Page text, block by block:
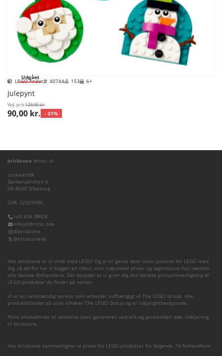
Udgået
LEGO Andet 40744 153 6+
Julepynt
Vejl. pris129,95 kr.
90,00 kr. - 31%
brickzone drives af
cazaadotdk
Skelleruptoften 4
DK-8600 Silkeborg
CVR: 32025986
+45 606 BRICK
info(at)brickz.one
@brickzone
@brickzonedk
Hos brickzone er vi vilde med LEGO! Og vi vil gerne dele vores passion for LEGO med
dig, så derfor har vi bygget en robot, som indsamler priser og lagerstatus hos næsten
alle danske forhandlere. Det betyder at vi giver dig den bedste prissammenligning af
LEGO-produkter du finder på nettet.
Vi er en selvstændig service som arbejder uafhængigt af The LEGO Group. Alle
produktbilleder på sitet tilhører The LEGO Group og er copyrightbeskyttede.
Flere produktlinks til eksterne sites genererer, ved klik og gennemført køb, indtjening
til brickzone.
Hos brickzone sammenligner vi priser for LEGO-produkter fra følgende 74 forhandlere: